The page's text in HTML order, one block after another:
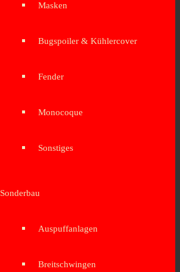
Masken
Bugspoiler & Kühlercover
Fender
Monocoque
Sonstiges
Sonderbau
Auspuffanlagen
Breitschwingen